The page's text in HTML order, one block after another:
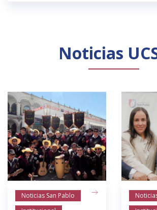
Noticias
Noticias San Pablo